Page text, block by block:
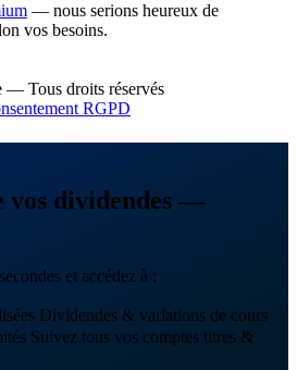
— nous serions heureux de
vos besoins.
— Tous droits réservés
RGPD
vos dividendes —
et accédez à :
Dividendes & variations de cours
Suivez tous vos comptes titres &